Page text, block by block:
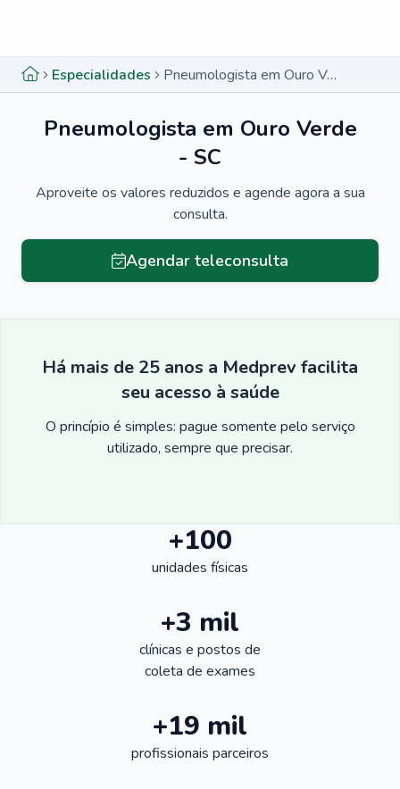
Especialidades Pneumologista em Ouro Verde - SC
Pneumologista em Ouro Verde
- SC
Aproveite os valores reduzidos e agende agora a sua
consulta.
Agendar teleconsulta
Há mais de 25 anos a Medprev facilita
seu acesso à saúde
O princípio é simples: pague somente pelo serviço
utilizado, sempre que precisar.
+100
unidades físicas
+3 mil
clínicas e postos de
coleta de exames
+19 mil
profissionais parceiros